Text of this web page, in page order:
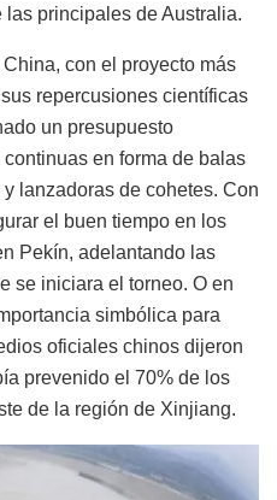
principales de Australia.
con el proyecto más
repercusiones científicas
un presupuesto
en forma de balas
lanzadoras de cohetes. Con
el buen tiempo en los
Pekín, adelantando las
se iniciara el torneo. O en
simbólica para
oficiales chinos dijeron
prevenido el 70% de los
de la región de Xinjiang.